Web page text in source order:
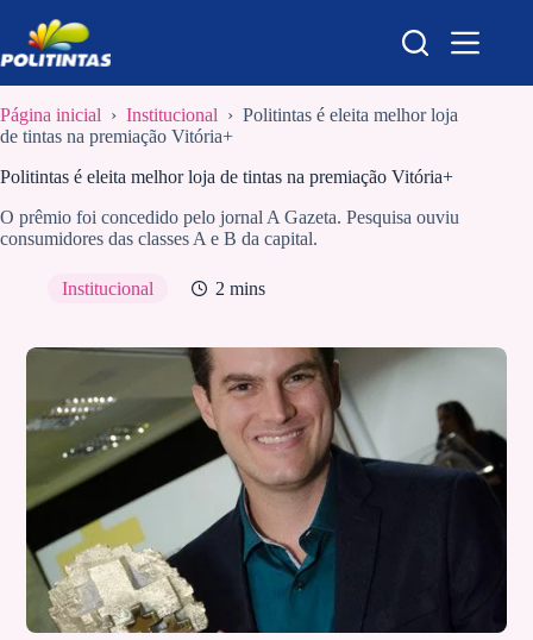
para
o
conteúdo
Página inicial › Institucional › Politintas é eleita melhor loja
de tintas na premiação Vitória+
Politintas é eleita melhor loja de tintas na premiação Vitória+
O prêmio foi concedido pelo jornal A Gazeta. Pesquisa ouviu
consumidores das classes A e B da capital.
Institucional 2 mins